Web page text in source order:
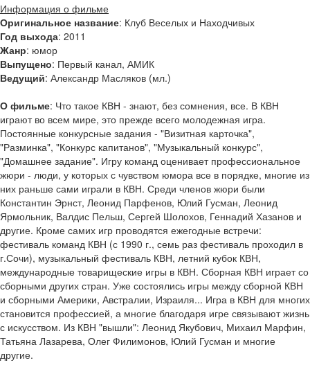
Информация о фильме
Оригинальное название: Клуб Веселых и Находчивых
Год выхода: 2011
Жанр: юмор
Выпущено: Первый канал, АМИК
Ведущий: Александр Масляков (мл.)
О фильме: Что такое КВН - знают, без сомнения, все. В КВН
играют во всем мире, это прежде всего молодежная игра.
Постоянные конкурсные задания - "Визитная карточка",
"Разминка", "Конкурс капитанов", "Музыкальный конкурс",
"Домашнее задание". Игру команд оценивает профессиональное
жюри - люди, у которых с чувством юмора все в порядке, многие из
них раньше сами играли в КВН. Среди членов жюри были
Константин Эрнст, Леонид Парфенов, Юлий Гусман, Леонид
Ярмольник, Валдис Пельш, Сергей Шолохов, Геннадий Хазанов и
другие. Кроме самих игр проводятся ежегодные встречи:
фестиваль команд КВН (с 1990 г., семь раз фестиваль проходил в
г.Сочи), музыкальный фестиваль КВН, летний кубок КВН,
международные товарищеские игры в КВН. Сборная КВН играет со
сборными других стран. Уже состоялись игры между сборной КВН
и сборными Америки, Австралии, Израиля... Игра в КВН для многих
становится профессией, а многие благодаря игре связывают жизнь
с искусством. Из КВН "вышли": Леонид Якубович, Михаил Марфин,
Татьяна Лазарева, Олег Филимонов, Юлий Гусман и многие
другие.